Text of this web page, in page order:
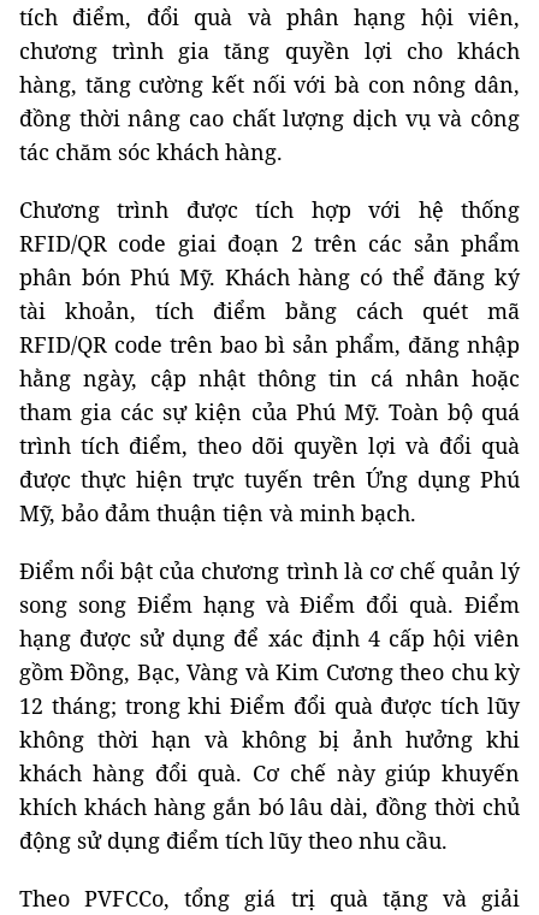
tích điểm, đổi quà và phân hạng hội viên,
chương trình gia tăng quyền lợi cho khách
hàng, tăng cường kết nối với bà con nông dân,
đồng thời nâng cao chất lượng dịch vụ và công
tác chăm sóc khách hàng.
Chương trình được tích hợp với hệ thống
RFID/QR code giai đoạn 2 trên các sản phẩm
phân bón Phú Mỹ. Khách hàng có thể đăng ký
tài khoản, tích điểm bằng cách quét mã
RFID/QR code trên bao bì sản phẩm, đăng nhập
hằng ngày, cập nhật thông tin cá nhân hoặc
tham gia các sự kiện của Phú Mỹ. Toàn bộ quá
trình tích điểm, theo dõi quyền lợi và đổi quà
được thực hiện trực tuyến trên Ứng dụng Phú
Mỹ, bảo đảm thuận tiện và minh bạch.
Điểm nổi bật của chương trình là cơ chế quản lý
song song Điểm hạng và Điểm đổi quà. Điểm
hạng được sử dụng để xác định 4 cấp hội viên
gồm Đồng, Bạc, Vàng và Kim Cương theo chu kỳ
12 tháng; trong khi Điểm đổi quà được tích lũy
không thời hạn và không bị ảnh hưởng khi
khách hàng đổi quà. Cơ chế này giúp khuyến
khích khách hàng gắn bó lâu dài, đồng thời chủ
động sử dụng điểm tích lũy theo nhu cầu.
Theo PVFCCo, tổng giá trị quà tặng và giải